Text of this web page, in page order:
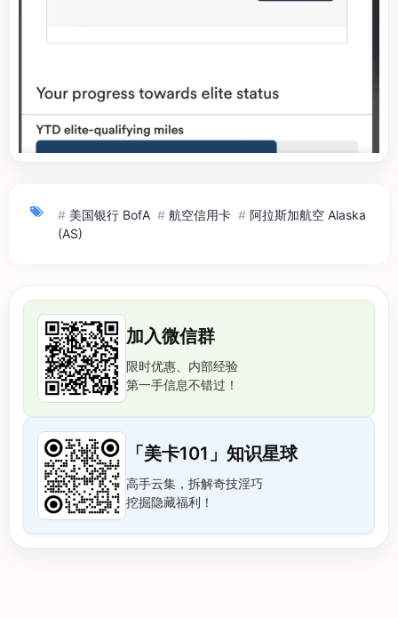
# 美国银行 BofA # 航空信用卡 # 阿拉斯加航空 Alaska
(AS)
加入微信群
限时优惠、内部经验
第一手信息不错过！
「美卡101」知识星球
高手云集，拆解奇技淫巧
挖掘隐藏福利！